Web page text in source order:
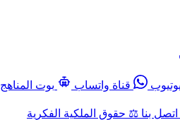
قناة واتساب
بوت المناهج
اتصل بنا ⚖️ حقوق الملكية الفكرية